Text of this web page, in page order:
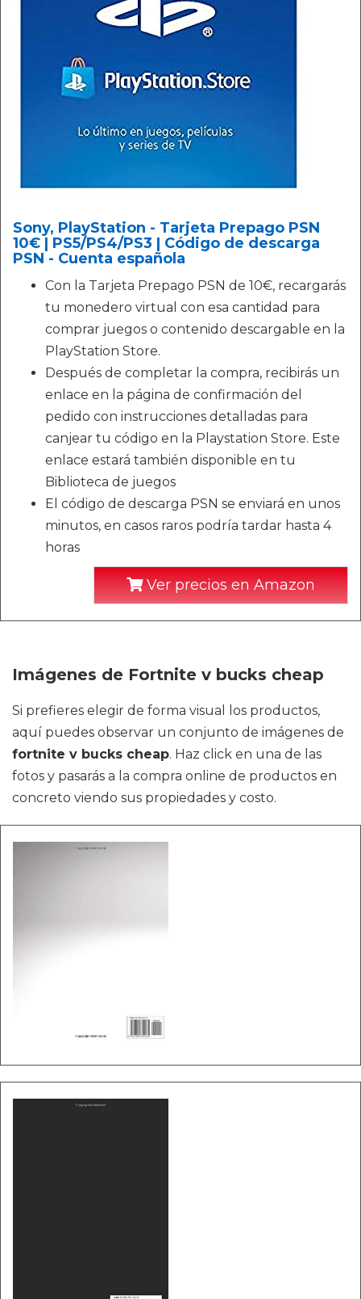
Sony, PlayStation - Tarjeta Prepago PSN
10€ | PS5/PS4/PS3 | Código de descarga
PSN - Cuenta española
Con la Tarjeta Prepago PSN de 10€, recargarás
tu monedero virtual con esa cantidad para
comprar juegos o contenido descargable en la
PlayStation Store.
Después de completar la compra, recibirás un
enlace en la página de confirmación del
pedido con instrucciones detalladas para
canjear tu código en la Playstation Store. Este
enlace estará también disponible en tu
Biblioteca de juegos
El código de descarga PSN se enviará en unos
minutos, en casos raros podría tardar hasta 4
horas
Ver precios en Amazon
Imágenes de Fortnite v bucks cheap
Si prefieres elegir de forma visual los productos,
aquí puedes observar un conjunto de imágenes de
fortnite v bucks cheap. Haz click en una de las
fotos y pasarás a la compra online de productos en
concreto viendo sus propiedades y costo.